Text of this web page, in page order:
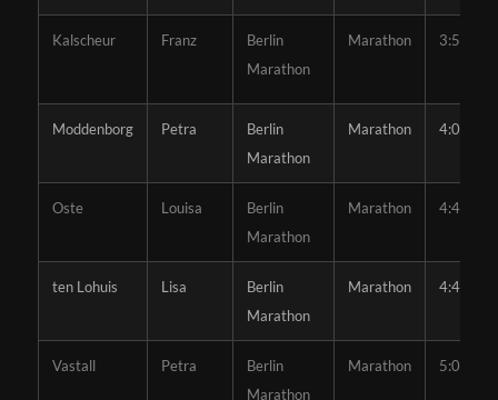
Kalscheur Franz
Berlin
Marathon
Marathon 3:59:14
Moddenborg Petra
Berlin
Marathon
Marathon 4:05:21
Oste Louisa
Berlin
Marathon
Marathon 4:40:18
ten Lohuis Lisa
Berlin
Marathon
Marathon 4:40:18
Vastall Petra
Berlin
Marathon
Marathon 5:08:38